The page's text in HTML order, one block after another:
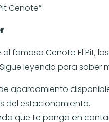
Cenote”.
al famoso Cenote El Pit,
leyendo para saber
aparcamiento
del estacionamiento.
que te ponga en